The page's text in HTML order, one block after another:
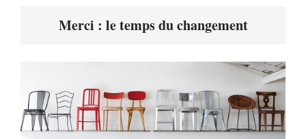
Merci : le temps du changement